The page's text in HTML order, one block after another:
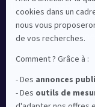
10 ans, Ekinsport
Capital dans son
commerce en
En savoir plus